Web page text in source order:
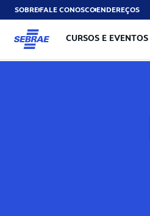
SOBREFALE CONOSCOENDEREÇOS
CURSOS E EVENTOS